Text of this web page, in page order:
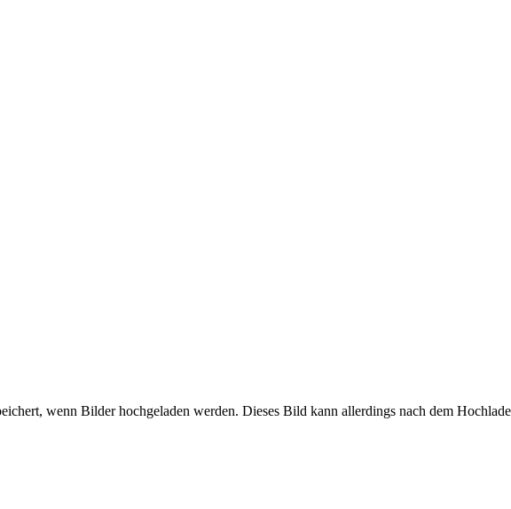
wenn Bilder hochgeladen werden. Dieses Bild kann allerdings nach dem